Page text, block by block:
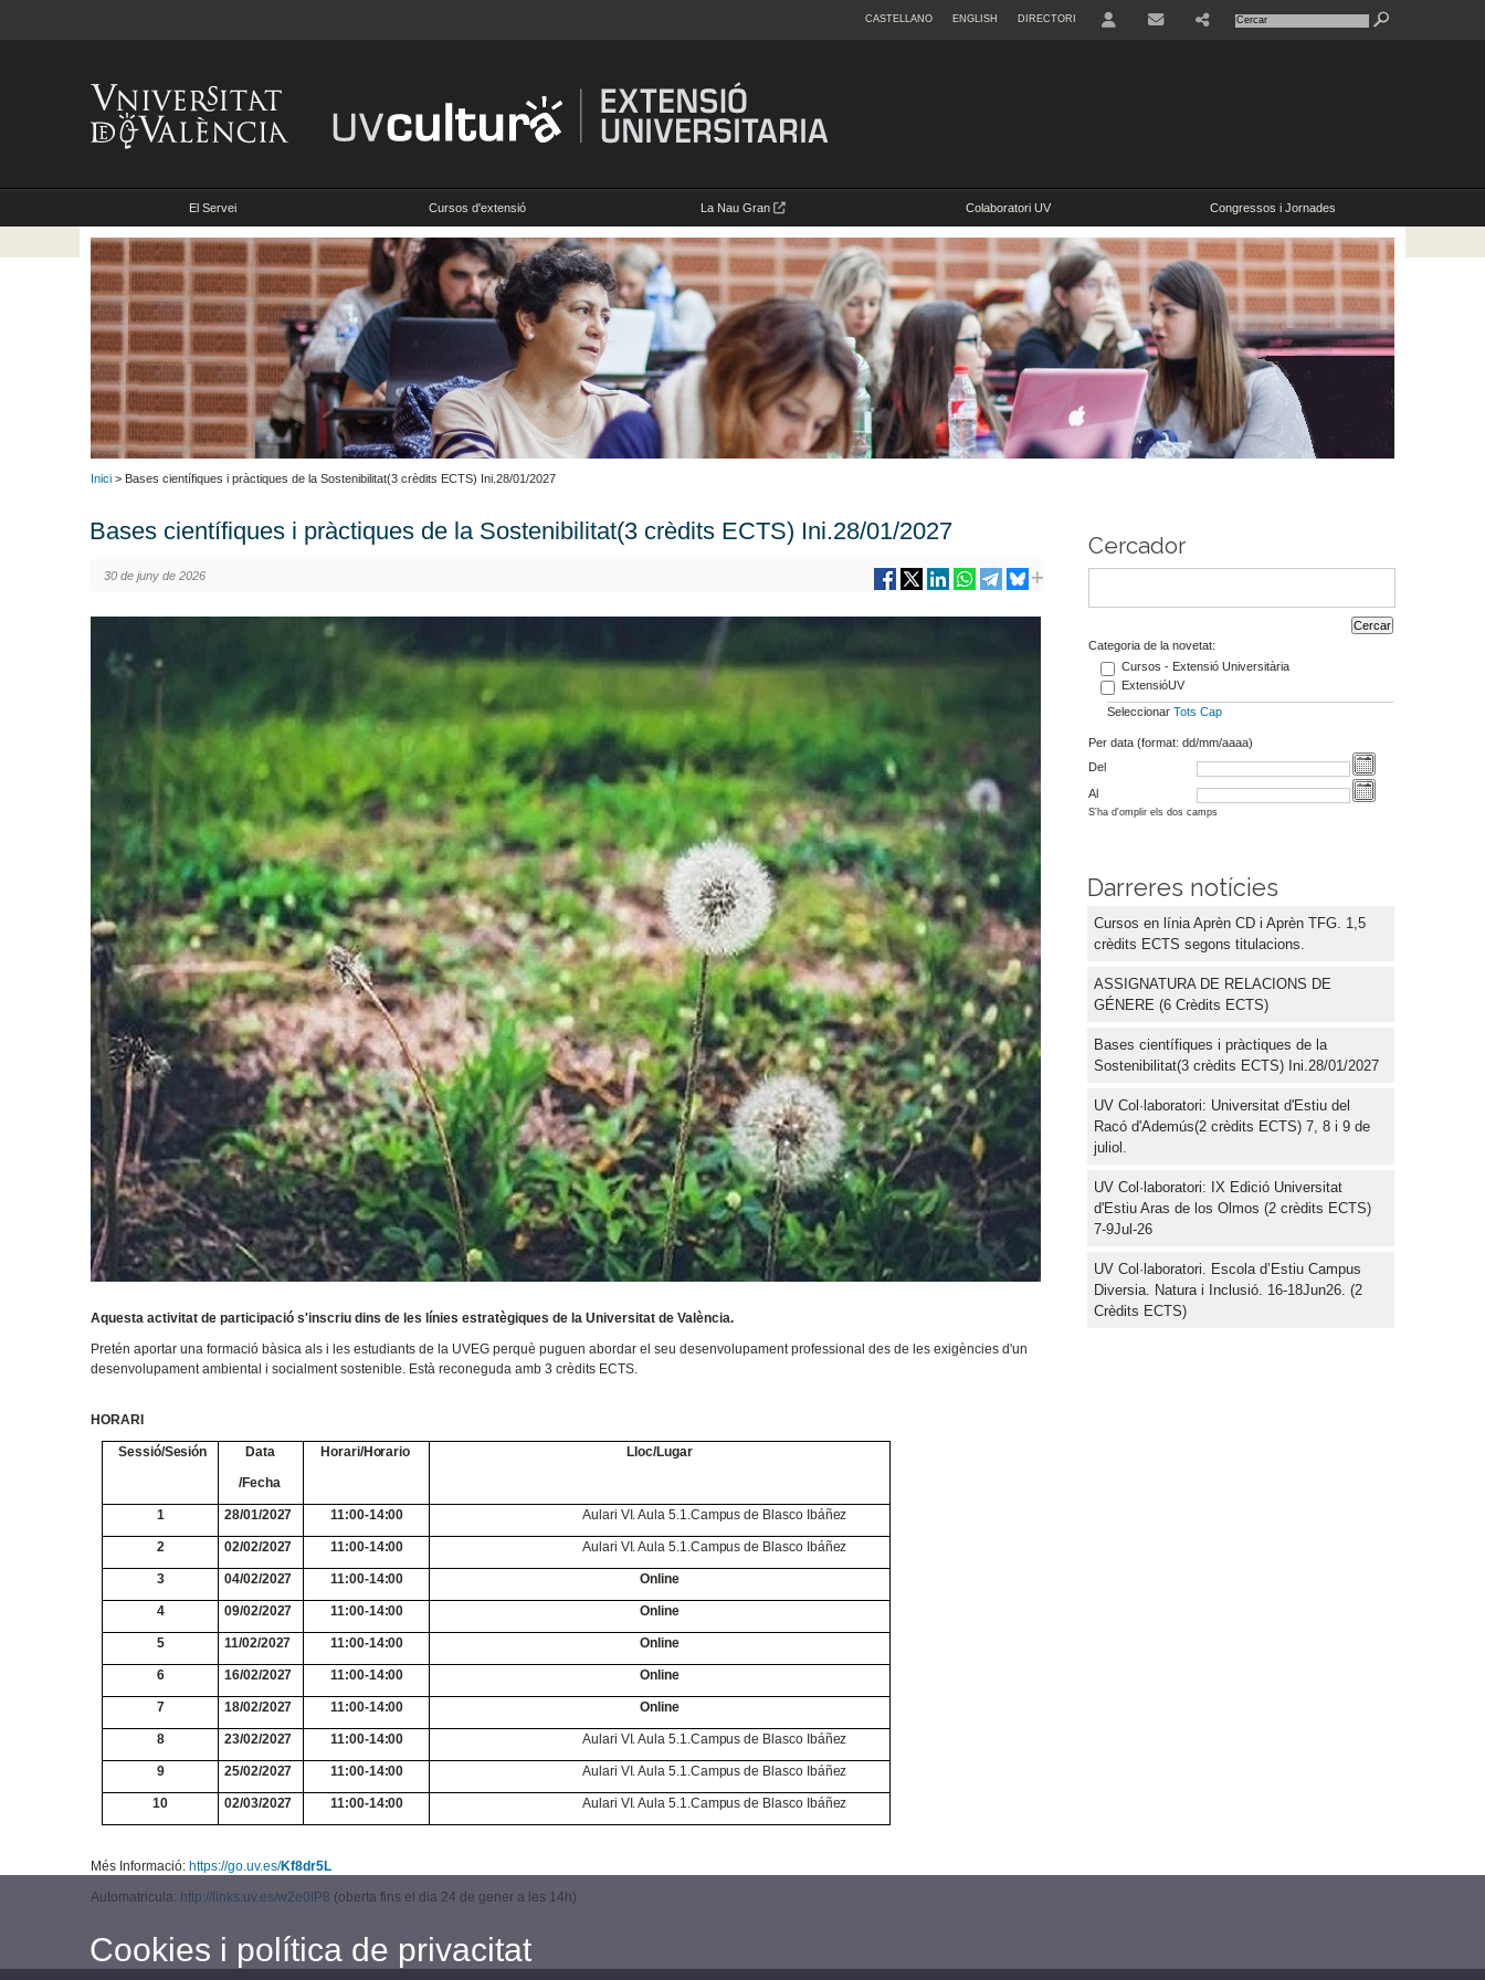
CASTELLANO ENGLISH DIRECTORI
El Servei Cursos d'extensió La Nau Gran Colaboratori UV Congressos i Jornades
Inici > Bases científiques i pràctiques de la Sostenibilitat(3 crèdits ECTS) Ini.28/01/2027
Bases científiques i pràctiques de la Sostenibilitat(3 crèdits ECTS) Ini.28/01/2027
30 de juny de 2026
Aquesta activitat de participació s'inscriu dins de les línies estratègiques de la Universitat de València.
Pretén aportar una formació bàsica als i les estudiants de la UVEG perquè puguen abordar el seu desenvolupament professional des de les exigències d'un
desenvolupament ambiental i socialment sostenible. Està reconeguda amb 3 crèdits ECTS.
HORARI
Sessió/Sesión
Data
/Fecha
Horari/Horario Lloc/Lugar
1 28/01/2027 11:00-14:00 Aulari VI. Aula 5.1.Campus de Blasco Ibáñez
2 02/02/2027 11:00-14:00 Aulari VI. Aula 5.1.Campus de Blasco Ibáñez
3 04/02/2027 11:00-14:00 Online
4 09/02/2027 11:00-14:00 Online
5 11/02/2027 11:00-14:00 Online
6 16/02/2027 11:00-14:00 Online
7 18/02/2027 11:00-14:00 Online
8 23/02/2027 11:00-14:00 Aulari VI. Aula 5.1.Campus de Blasco Ibáñez
9 25/02/2027 11:00-14:00 Aulari VI. Aula 5.1.Campus de Blasco Ibáñez
10 02/03/2027 11:00-14:00 Aulari VI. Aula 5.1.Campus de Blasco Ibáñez
Més Informació:https://go.uv.es/Kf8dr5L
Automatricula: http://links.uv.es/w2e0IP8 (oberta fins el dia 24 de gener a les 14h)
Cercador
Categoria de la novetat:
Cursos - Extensió Universitària
ExtensióUV
Seleccionar Tots Cap
Per data (format: dd/mm/aaaa)
Del
Al
S'ha d'omplir els dos camps
Darreres notícies
Cursos en línia Aprèn CD i Aprèn TFG. 1,5
crèdits ECTS segons titulacions.
ASSIGNATURA DE RELACIONS DE
GÉNERE (6 Crèdits ECTS)
Bases científiques i pràctiques de la
Sostenibilitat(3 crèdits ECTS) Ini.28/01/2027
UV Col·laboratori: Universitat d'Estiu del
Racó d'Ademús(2 crèdits ECTS) 7, 8 i 9 de
juliol.
UV Col·laboratori: IX Edició Universitat
d'Estiu Aras de los Olmos (2 crèdits ECTS)
7-9Jul-26
UV Col·laboratori. Escola d’Estiu Campus
Diversia. Natura i Inclusió. 16-18Jun26. (2
Crèdits ECTS)
Cookies i política de privacitat